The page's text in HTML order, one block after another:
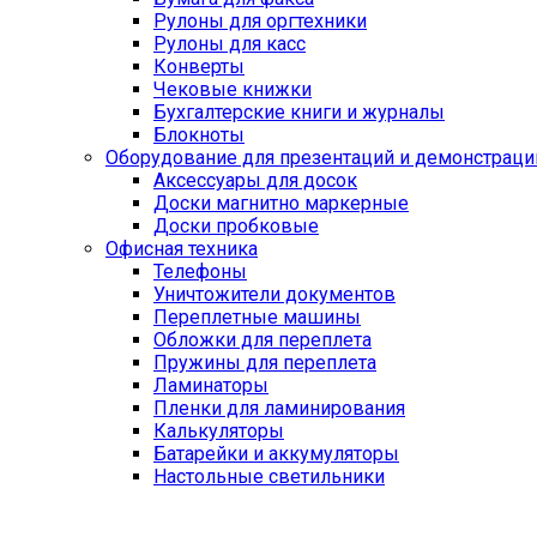
Рулоны для оргтехники
Рулоны для касс
Конверты
Чековые книжки
Бухгалтерские книги и журналы
Блокноты
Оборудование для презентаций и
Аксессуары для досок
Доски магнитно маркерные
Доски пробковые
Офисная техника
Телефоны
Уничтожители документов
Переплетные машины
Обложки для переплета
Пружины для переплета
Ламинаторы
Пленки для ламинирования
Калькуляторы
Батарейки и аккумуляторы
Настольные светильники